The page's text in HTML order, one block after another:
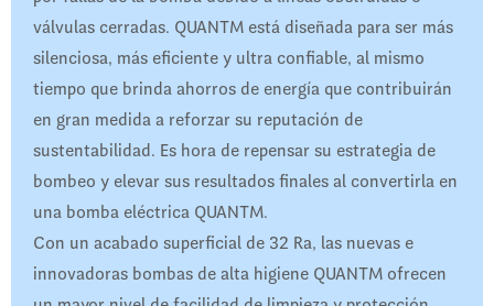
válvulas cerradas. QUANTM está diseñada para ser más
silenciosa, más eficiente y ultra confiable, al mismo
tiempo que brinda ahorros de energía que contribuirán
en gran medida a reforzar su reputación de
sustentabilidad. Es hora de repensar su estrategia de
bombeo y elevar sus resultados finales al convertirla en
una bomba eléctrica QUANTM.
Con un acabado superficial de 32 Ra, las nuevas e
innovadoras bombas de alta higiene QUANTM ofrecen